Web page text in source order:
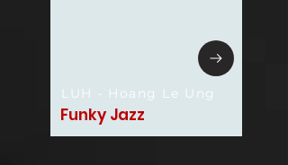
LUH - Hoang Le Ung
Funky Jazz